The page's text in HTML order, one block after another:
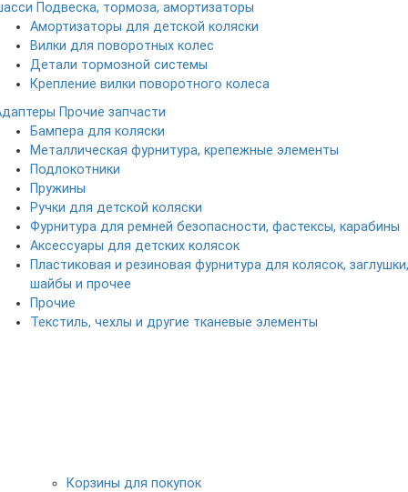
Подвеска, тормоза, амортизаторы
Амортизаторы для детской коляски
Вилки для поворотных колес
Детали тормозной системы
Крепление вилки поворотного колеса
Прочие запчасти
Бампера для коляски
Металлическая фурнитура, крепежные элементы
Подлокотники
Пружины
Ручки для детской коляски
Фурнитура для ремней безопасности, фастексы, карабины
Аксессуары для детских колясок
Пластиковая и резиновая фурнитура для колясок, заглушки,
шайбы и прочее
Прочие
Текстиль, чехлы и другие тканевые элементы
Корзины для покупок